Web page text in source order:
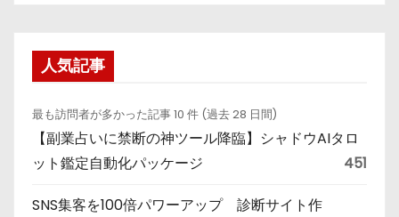
人気記事
最も訪問者が多かった記事 10 件 (過去 28 日間)
【副業占いに禁断の神ツール降臨】シャドウAIタロ
ット鑑定自動化パッケージ
451
SNS集客を100倍パワーアップ 診断サイト作